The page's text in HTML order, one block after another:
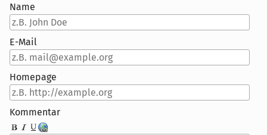
Name
E-Mail
Homepage
Kommentar